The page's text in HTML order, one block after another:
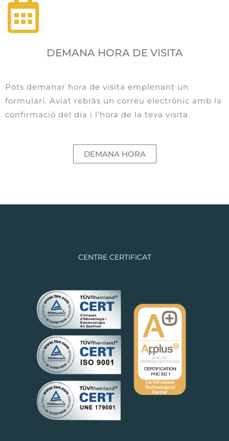
DEMANA HORA DE VISITA
Pots demanar hora de visita emplenant un
formulari. Aviat rebràs un correu electrònic amb la
confirmació del dia i l’hora de la teva visita.
DEMANA HORA
CENTRE CERTIFICAT